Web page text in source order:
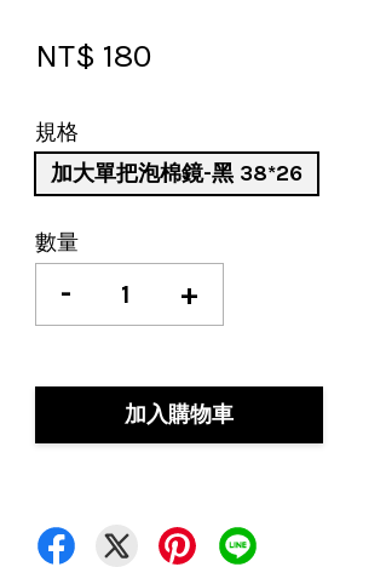
NT$ 180
規格
加大單把泡棉鏡-黑 38*26
數量
- +
加入購物車